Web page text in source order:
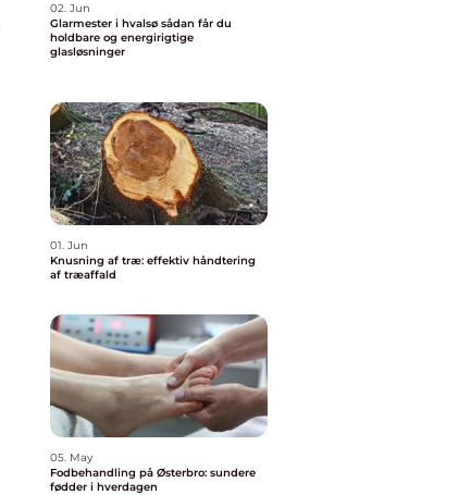
02. Jun
Glarmester i hvalsø sådan får du
holdbare og energirigtige
glasløsninger
01. Jun
Knusning af træ: effektiv håndtering
af træaffald
05. May
Fodbehandling på Østerbro: sundere
fødder i hverdagen